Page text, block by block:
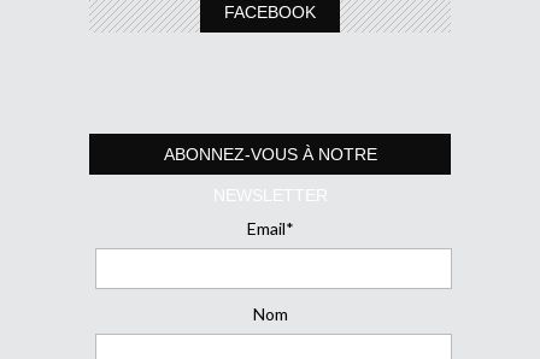
FACEBOOK
ABONNEZ-VOUS À NOTRE
NEWSLETTER
Email*
Nom